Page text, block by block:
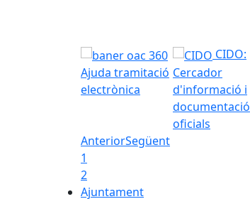
Ajuda tramitació
electrònica
CIDO:
Cercador
d'informació i
documentació
oficials
AnteriorSegüent
1
2
Ajuntament